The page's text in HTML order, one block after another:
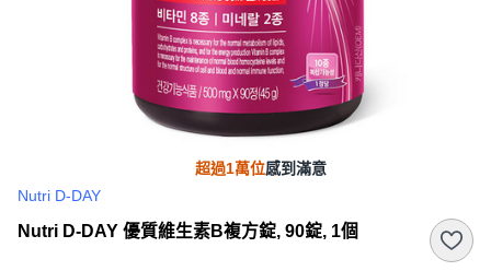
超過1萬位感到滿意
Nutri D-DAY
Nutri D-DAY 優質維生素B複方錠, 90錠, 1個